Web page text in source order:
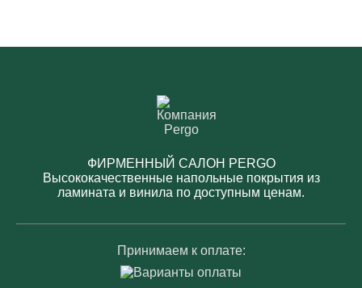
ФИРМЕННЫЙ САЛОН PERGO
Высококачественные напольные покрытия из
ламината и винила по доступным ценам.
Принимаем к оплате: